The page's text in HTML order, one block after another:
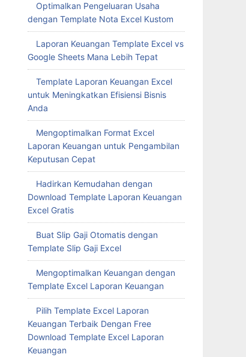
Optimalkan Pengeluaran Usaha
dengan Template Nota Excel Kustom
Laporan Keuangan Template Excel vs
Google Sheets Mana Lebih Tepat
Template Laporan Keuangan Excel
untuk Meningkatkan Efisiensi Bisnis
Anda
Mengoptimalkan Format Excel
Laporan Keuangan untuk Pengambilan
Keputusan Cepat
Hadirkan Kemudahan dengan
Download Template Laporan Keuangan
Excel Gratis
Buat Slip Gaji Otomatis dengan
Template Slip Gaji Excel
Mengoptimalkan Keuangan dengan
Template Excel Laporan Keuangan
Pilih Template Excel Laporan
Keuangan Terbaik Dengan Free
Download Template Excel Laporan
Keuangan